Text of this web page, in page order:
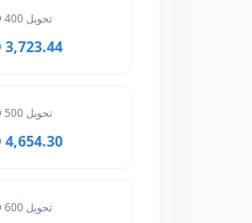
تحويل 400 USD
3,723.44 MAD
تحويل 500 USD
4,654.30 MAD
تحويل 600 USD